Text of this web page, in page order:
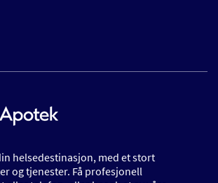
helsedestinasjon, med et stort
og tjenester. Få profesjonell